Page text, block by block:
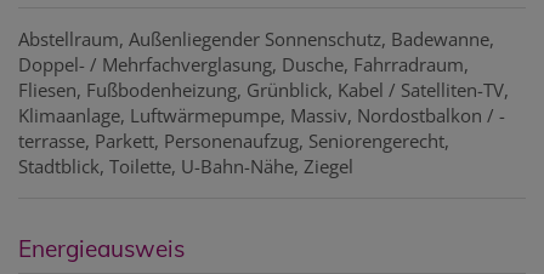
Abstellraum Außenliegender Sonnenschutz Badewanne
Doppel- / Mehrfachverglasung Dusche Fahrradraum
Fliesen Fußbodenheizung Grünblick Kabel / Satelliten-TV
Klimaanlage Luftwärmepumpe Massiv Nordostbalkon / -
terrasse Parkett Personenaufzug Seniorengerecht
Stadtblick Toilette U-Bahn-Nähe Ziegel
Energieausweis